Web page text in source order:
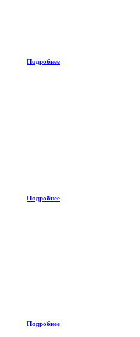
Подробнее
Подробнее
Подробнее